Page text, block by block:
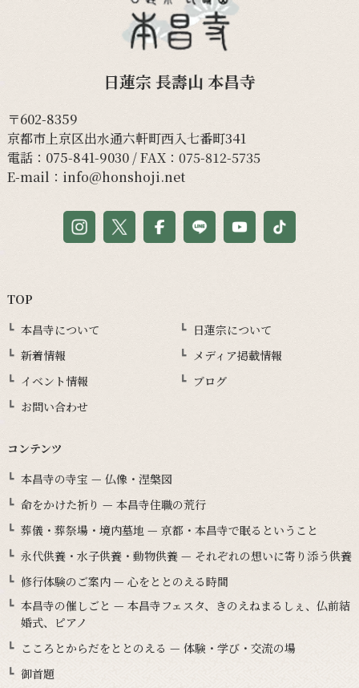
日蓮宗 長壽山 本昌寺
〒602-8359
京都市上京区出水通六軒町西入七番町341
電話： 075-841-9030/ FAX：075-812-5735
E-mail： info@honshoji.net
TOP
本昌寺について
日蓮宗について
新着情報
メディア掲載情報
イベント情報
ブログ
お問い合わせ
コンテンツ
本昌寺の寺宝 — 仏像・涅槃図
命をかけた祈り — 本昌寺住職の荒行
葬儀・葬祭場・境内墓地 — 京都・本昌寺で眠るということ
永代供養・水子供養・動物供養 — それぞれの想いに寄り添う供養
修行体験のご案内 — 心をととのえる時間
本昌寺の催しごと — 本昌寺フェスタ、きのえねまるしぇ、仏前結
婚式、ピアノ
こころとからだをととのえる — 体験・学び・交流の場
御首題